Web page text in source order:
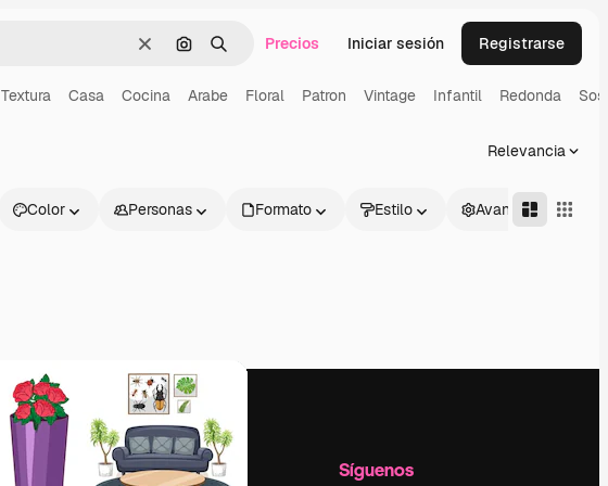
BorrarBuscar por imagen
BuscarPrecios Iniciar sesión Registrarse
Textura Casa Cocina Arabe Floral Patron Vintage Infantil Redonda
Relevancia
Color Personas Formato Estilo Avanzado
Información útil Empresa Síguenos